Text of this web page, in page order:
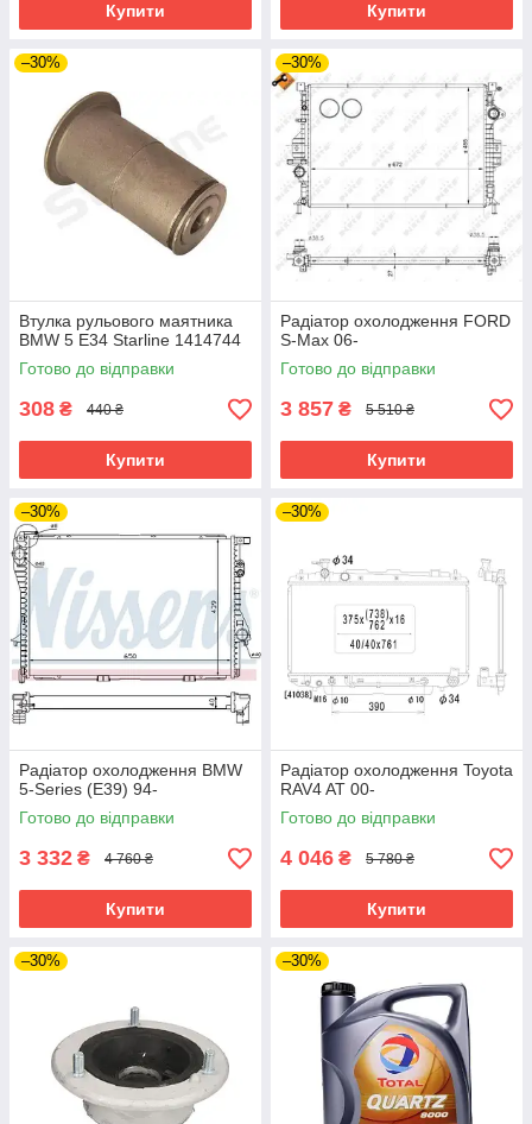
Купити Купити
–30%
Втулка рульового маятника
BMW 5 E34 Starline 1414744
Готово до відправки
308 ₴ 440 ₴
Купити
–30%
Радіатор охолодження FORD
S-Max 06-
Готово до відправки
3 857 ₴ 5 510 ₴
Купити
–30%
Радіатор охолодження BMW
5-Series (E39) 94-
Готово до відправки
3 332 ₴ 4 760 ₴
Купити
–30%
Радіатор охолодження Toyota
RAV4 AT 00-
Готово до відправки
4 046 ₴ 5 780 ₴
Купити
–30% –30%